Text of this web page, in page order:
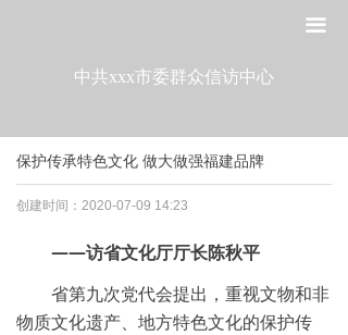
中共xxx市委群众信访中心
끀
走进工委
宣传教育
政策法规
创建时间： 2020-07-09 14:23
——访省文化厅厅长陈秋平
省第九次党代会提出，重视文物和非
物质文化遗产、地方特色文化的保护传
保护传承特色文化 做大做强福建品牌